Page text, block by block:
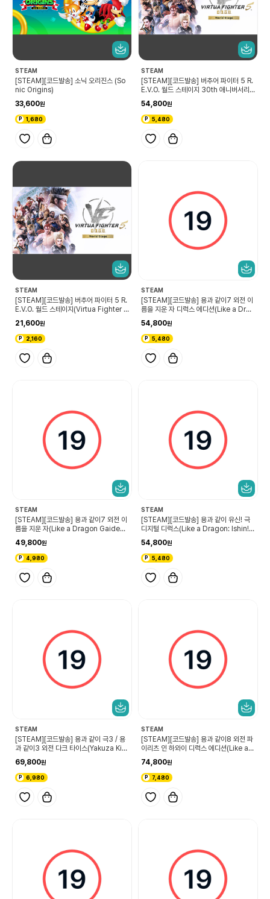
STEAM
[STEAM][코드발송] 소닉 오리진스 (So
nic Origins)
33,600
1,680
STEAM
[STEAM][코드발송] 버추어 파이터 5 R.
E.V.O. 월드 스테이지 30th 애니버서리
54,800
5,480
STEAM
[STEAM][코드발송] 버추어 파이터 5 R.
E.V.O. 월드 스테이지(Virtua Fighter 5
21,600
2,160
STEAM
[STEAM][코드발송] 용과 같이7 외전 이
름을 지운 자 디럭스 에디션(Like a Drag
His Name Deluxe Edition)
54,800
5,480
STEAM
[STEAM][코드발송] 용과 같이7 외전 이
름을 지운 자(Like a Dragon Gaiden:
49,800
4,980
STEAM
[STEAM][코드발송] 용과 같이 유신! 극
디지털 디럭스(Like a Dragon: Ishin!
54,800
5,480
STEAM
[STEAM][코드발송] 용과 같이 극3 / 용
과 같이3 외전 다크 타이스(Yakuza Kiw
69,800
6,980
STEAM
[STEAM][코드발송] 용과 같이8 외전 파
이리츠 인 하와이 디럭스 에디션(Like a
eluxe Edition)
74,800
7,480